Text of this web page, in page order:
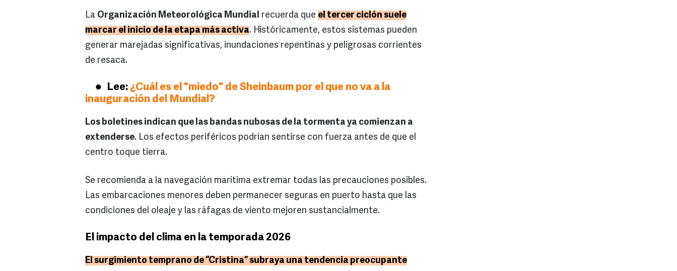
La Organización Meteorológica Mundial recuerda que el tercer ciclón suele
marcar el inicio de la etapa más activa. Históricamente, estos sistemas pueden
generar marejadas significativas, inundaciones repentinas y peligrosas corrientes
de resaca.
Lee: ¿Cuál es el "miedo" de Sheinbaum por el que no va a la
inauguración del Mundial?
Los boletines indican que las bandas nubosas de la tormenta ya comienzan a
extenderse. Los efectos periféricos podrían sentirse con fuerza antes de que el
centro toque tierra.
Se recomienda a la navegación marítima extremar todas las precauciones posibles.
Las embarcaciones menores deben permanecer seguras en puerto hasta que las
condiciones del oleaje y las ráfagas de viento mejoren sustancialmente.
El impacto del clima en la temporada 2026
El surgimiento temprano de “Cristina” subraya una tendencia preocupante